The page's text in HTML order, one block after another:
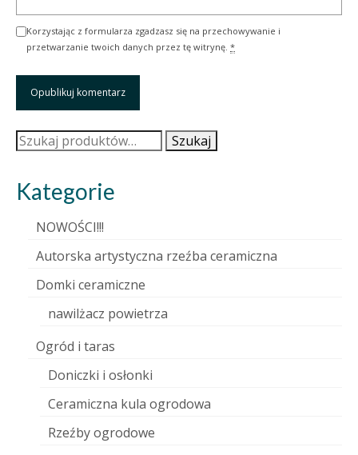
Korzystając z formularza zgadzasz się na przechowywanie i
przetwarzanie twoich danych przez tę witrynę. *
Szukaj: Szukaj
Kategorie
NOWOŚCI!!!
Autorska artystyczna rzeźba ceramiczna
Domki ceramiczne
nawilżacz powietrza
Ogród i taras
Doniczki i osłonki
Ceramiczna kula ogrodowa
Rzeźby ogrodowe